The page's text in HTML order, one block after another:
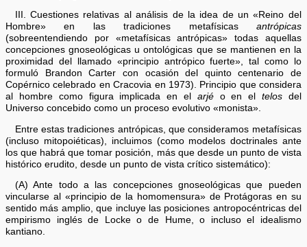
III. Cuestiones relativas al análisis de la idea de un «Reino del
Hombre» en las tradiciones metafísicas antrópicas
(sobreentendiendo por «metafísicas antrópicas» todas aquellas
concepciones gnoseológicas u ontológicas que se mantienen en la
proximidad del llamado «principio antrópico fuerte», tal como lo
formuló Brandon Carter con ocasión del quinto centenario de
Copérnico celebrado en Cracovia en 1973). Principio que considera
al hombre como figura implicada en el arjéo en eltelos del
Universo concebido como un proceso evolutivo «monista».
Entre estas tradiciones antrópicas, que consideramos metafísicas
(incluso mitopoiéticas), incluimos (como modelos doctrinales ante
los que habrá que tomar posición, más que desde un punto de vista
histórico erudito, desde un punto de vista crítico sistemático):
(A) Ante todo a las concepciones gnoseológicas que pueden
vincularse al «principio de la homomensura» de Protágoras en su
sentido más amplio, que incluye las posiciones antropocéntricas del
empirismo inglés de Locke o de Hume, o incluso el idealismo
kantiano.